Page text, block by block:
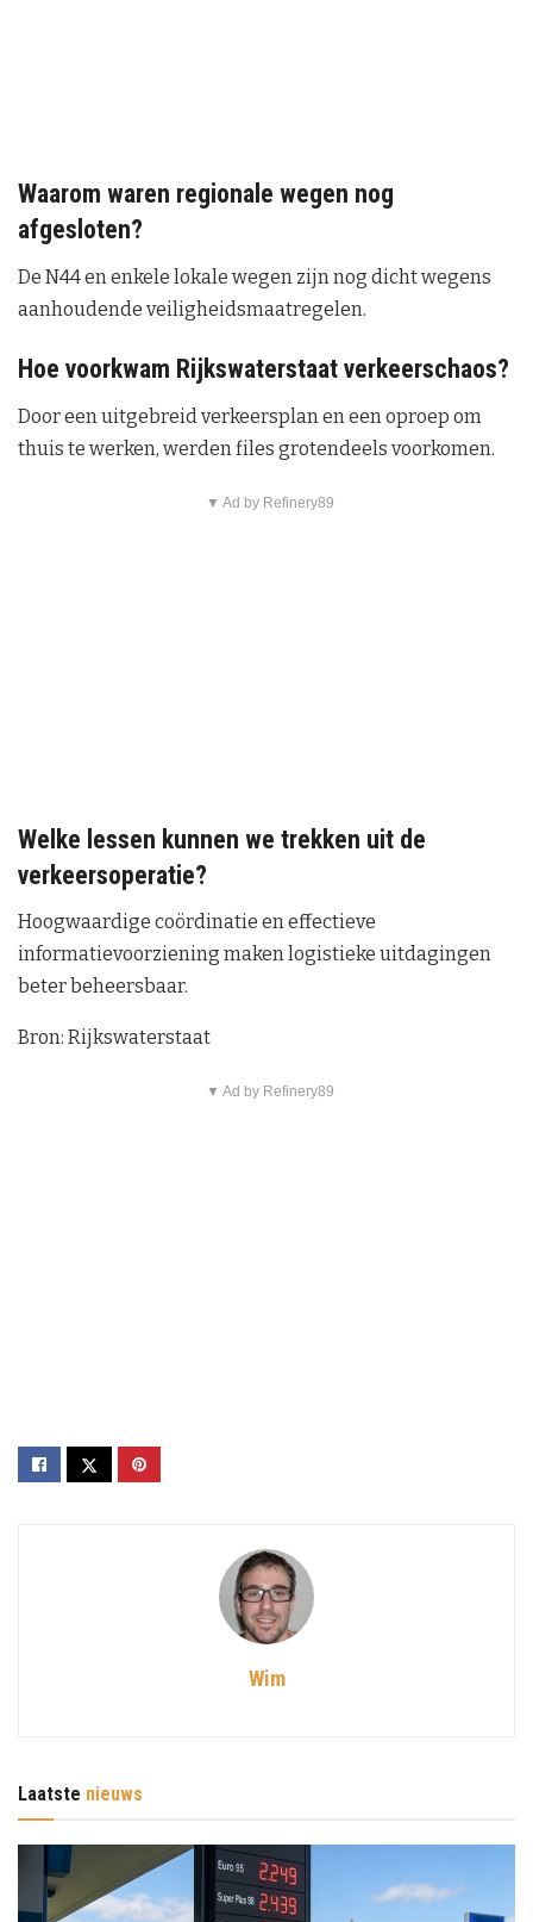
Waarom waren regionale wegen nog
afgesloten?
De N44 en enkele lokale wegen zijn nog dicht wegens
aanhoudende veiligheidsmaatregelen.
Hoe voorkwam Rijkswaterstaat verkeerschaos?
Door een uitgebreid verkeersplan en een oproep om
thuis te werken, werden files grotendeels voorkomen.
▼ Ad by Refinery89
Welke lessen kunnen we trekken uit de
verkeersoperatie?
Hoogwaardige coördinatie en effectieve
informatievoorziening maken logistieke uitdagingen
beter beheersbaar.
Bron: Rijkswaterstaat
▼ Ad by Refinery89
Wim
Laatste nieuws